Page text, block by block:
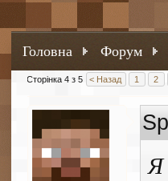
Головна Форум
Сторінка 4 з 5 < Назад 1 2
Я